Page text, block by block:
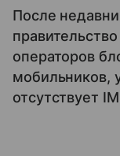
После
операторов
мобильников,
отсутствует